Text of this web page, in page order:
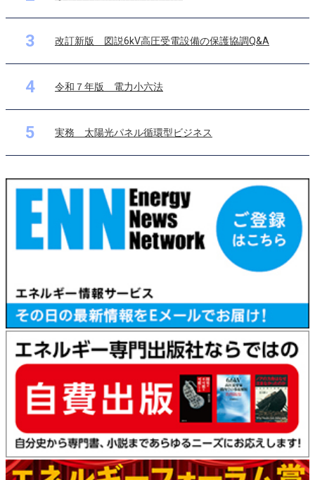
3 改訂新版 図説6kV高圧受電設備の保護協調Q&A
4 令和７年版 電力小六法
5 実務 太陽光パネル循環型ビジネス